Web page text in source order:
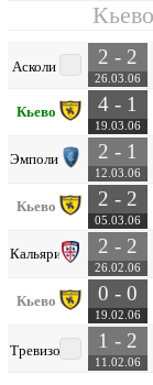
Кьево
Асколи 2 - 2
26.03.06
Кьево 4 - 1
19.03.06
Эмполи 2 - 1
12.03.06
Кьево 2 - 2
05.03.06
Кальяри 2 - 2
26.02.06
Кьево 0 - 0
19.02.06
Тревизо 1 - 2
11.02.06